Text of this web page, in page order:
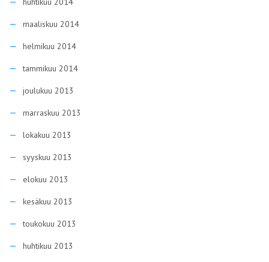
maaliskuu 2014
helmikuu 2014
tammikuu 2014
joulukuu 2013
marraskuu 2013
lokakuu 2013
syyskuu 2013
elokuu 2013
kesäkuu 2013
toukokuu 2013
huhtikuu 2013